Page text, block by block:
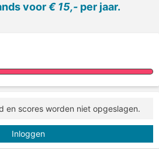
voor€ 15,- per jaar.
en scores worden niet opgeslagen.
Inloggen